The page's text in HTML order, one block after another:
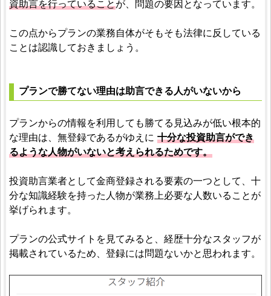
資助言を行っていることが、問題の要因となっています。
この点からプランの業務自体がそもそも法律に反している
ことは認識しておきましょう。
プランで勝てない理由は助言できる人がいないから
プランからの情報を利用しても勝てる見込みが低い根本的
な理由は、無登録であるがゆえに 十分な投資助言ができ
るような人物がいないと考えられるためです。
投資助言業者として金商登録される要素の一つとして、十
分な知識経験を持った人物が業務上必要な人数いることが
挙げられます。
プランの公式サイトを見てみると、経歴十分なスタッフが
掲載されているため、登録には問題ないかと思われます。